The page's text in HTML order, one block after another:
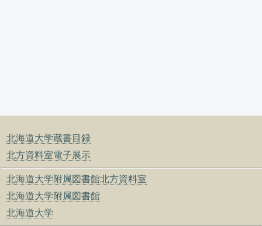
北海道大学蔵書目録
北方資料室電子展示
北海道大学附属図書館北方資料室
北海道大学附属図書館
北海道大学